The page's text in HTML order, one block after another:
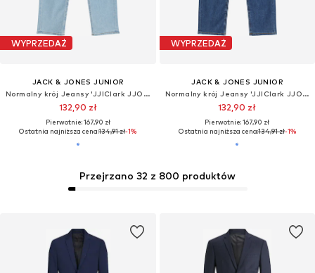
WYPRZEDAŻ
JACK & JONES JUNIOR
Normalny krój Jeansy 'JJIClark JJOriginal'
132,90 zł
Pierwotnie: 167,90 zł
Ostatnia najniższa cena:134,91 zł-1%
WYPRZEDAŻ
JACK & JONES JUNIOR
Normalny krój Jeansy 'JJIClark JJOriginal'
132,90 zł
Pierwotnie: 167,90 zł
Ostatnia najniższa cena:134,91 zł-1%
Przejrzano 32 z 800 produktów